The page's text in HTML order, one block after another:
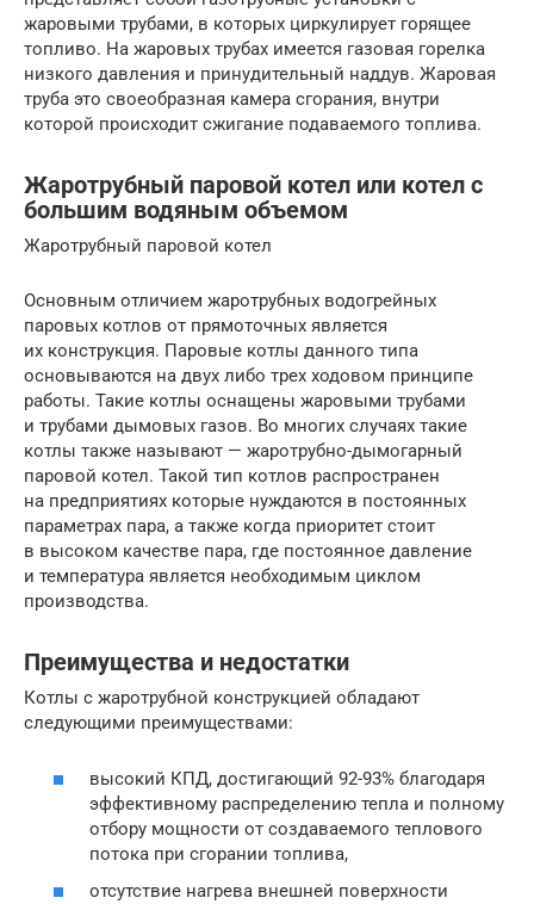
жаровыми трубами, в которых циркулирует горящее
топливо. На жаровых трубах имеется газовая горелка
низкого давления и принудительный наддув. Жаровая
труба это своеобразная камера сгорания, внутри
которой происходит сжигание подаваемого топлива.
Жаротрубный паровой котел или котел с
большим водяным объемом
Жаротрубный паровой котел
Основным отличием жаротрубных водогрейных
паровых котлов от прямоточных является
их конструкция. Паровые котлы данного типа
основываются на двух либо трех ходовом принципе
работы. Такие котлы оснащены жаровыми трубами
и трубами дымовых газов. Во многих случаях такие
котлы также называют — жаротрубно-дымогарный
паровой котел. Такой тип котлов распространен
на предприятиях которые нуждаются в постоянных
параметрах пара, а также когда приоритет стоит
в высоком качестве пара, где постоянное давление
и температура является необходимым циклом
производства.
Преимущества и недостатки
Котлы с жаротрубной конструкцией обладают
следующими преимуществами:
высокий КПД, достигающий 92-93% благодаря
эффективному распределению тепла и полному
отбору мощности от создаваемого теплового
потока при сгорании топлива,
отсутствие нагрева внешней поверхности